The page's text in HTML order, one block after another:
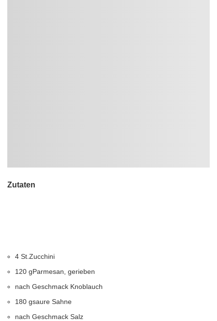
Zutaten
4 St.Zucchini
120 gParmesan, gerieben
nach Geschmack Knoblauch
180 gsaure Sahne
nach Geschmack Salz